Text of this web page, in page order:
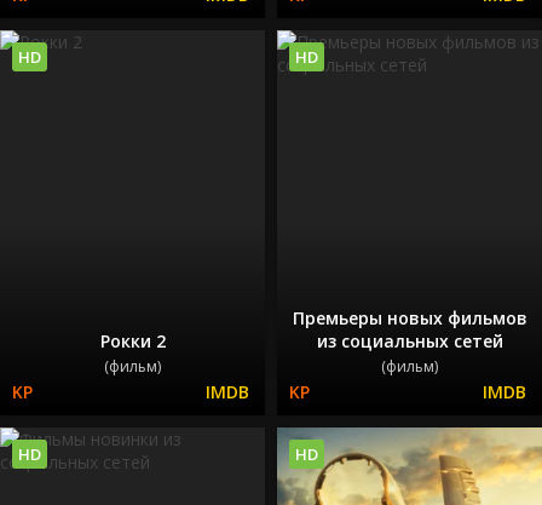
Рокки 2
(фильм)
HD
Премьеры новых фильмов
из социальных сетей
(фильм)
HD
HD HD